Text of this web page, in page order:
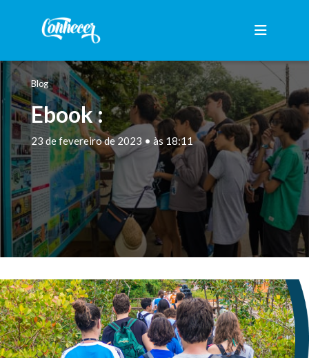
Blog
Ebook :
23 de fevereiro de 2023 • às 18:11